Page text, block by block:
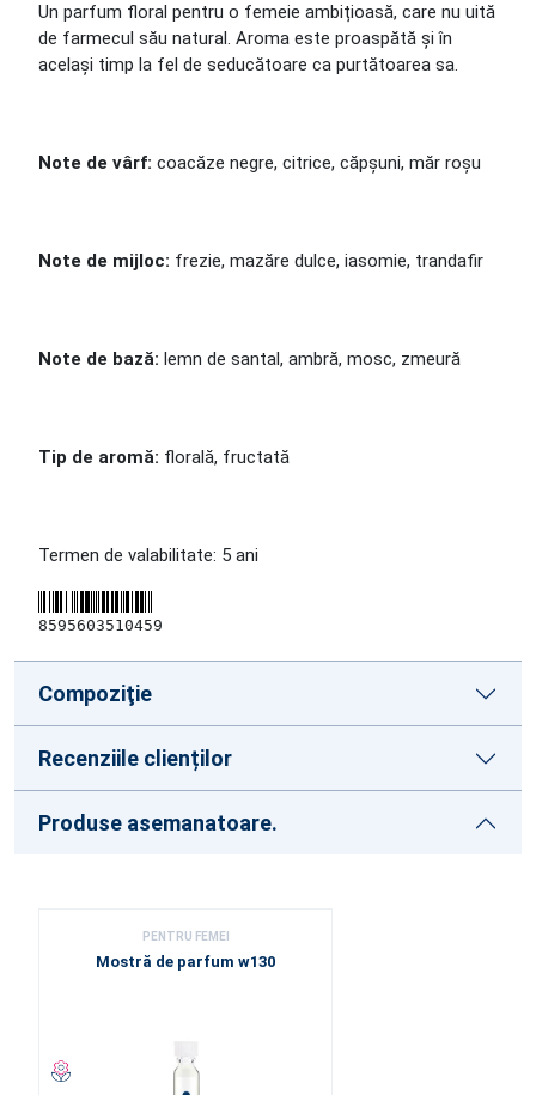
Un parfum floral pentru o femeie ambițioasă, care nu uită
de farmecul său natural. Aroma este proaspătă și în
același timp la fel de seducătoare ca purtătoarea sa.
Note de vârf: coacăze negre, citrice, căpșuni, măr roșu
Note de mijloc: frezie, mazăre dulce, iasomie, trandafir
Note de bază: lemn de santal, ambră, mosc, zmeură
Tip de aromă: florală, fructată
Termen de valabilitate: 5 ani
8595603510459
Compoziţie
Recenziile clienților
Produse asemanatoare.
PENTRU FEMEI
Mostră de parfum w130